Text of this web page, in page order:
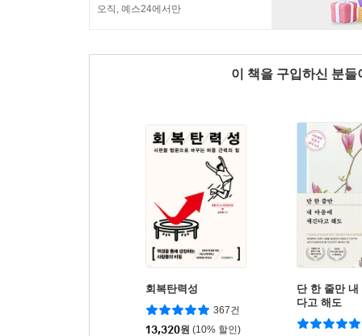
오직, 예스24에서만
이 책을 구입하신 분
회복탄력성
367건
13,320원 (10% 할인)
단 한 줄만
다고 해도